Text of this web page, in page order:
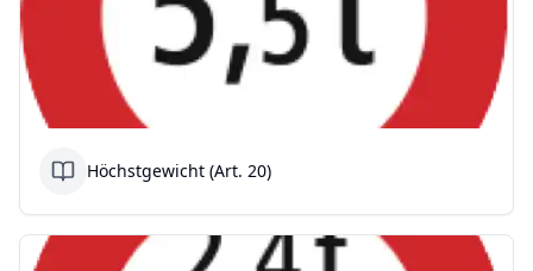
Höchstgewicht (Art. 20)